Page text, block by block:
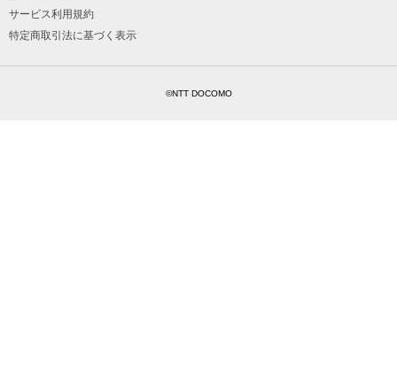
サービス利用規約
特定商取引法に基づく表示
©NTT DOCOMO